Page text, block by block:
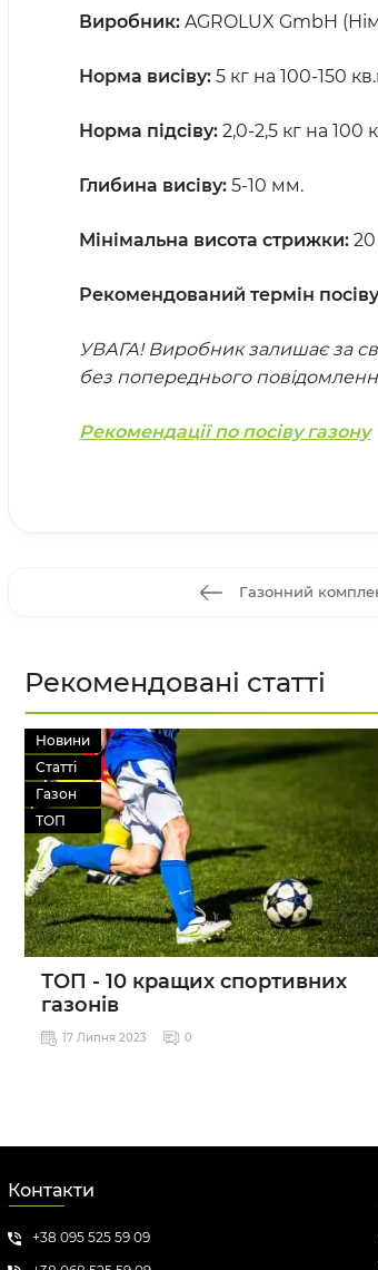
Виробник: AGROLUX GmbH
Норма висіву: 5 кг на 100-150
Норма підсіву: 2,0-2,5 кг на 100
Глибина висіву: 5-10 мм.
Мінімальна висота стрижки:
Рекомендований термін
УВАГА! Виробник залишає за
без попереднього
Рекомендації по посіву газону
Газонний
Рекомендовані статті
Новини
Статті
Газон
ТОП
ТОП - 10 кращих спортивних
газонів
17 Липня 2023 0
Контакти
+38 095 525 59 09